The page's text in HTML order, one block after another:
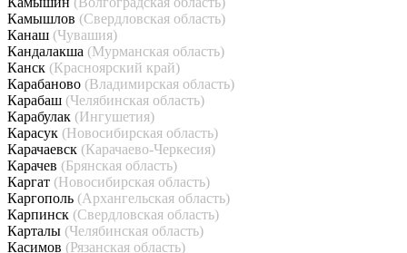
Камышлов (Свердловская область)
Канаш (Чувашия)
Кандалакша (Мурманская область)
Канск (Красноярский край)
Карабаново (Владимирская область)
Карабаш (Челябинская область)
Карабулак (Ингушетия)
Карасук (Новосибирская область)
Карачаевск (Карачаево-Черкесия)
Карачев (Брянская область)
Каргат (Новосибирская область)
Каргополь (Архангельская область)
Карпинск (Свердловская область)
Карталы (Челябинская область)
Касимов (Рязанская область)